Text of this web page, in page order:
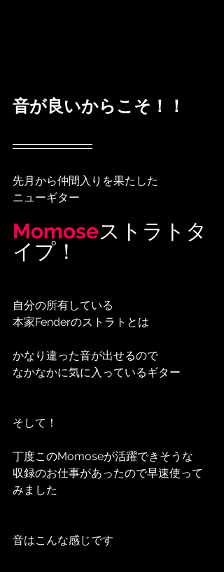
音が良いからこそ！！
先月から仲間入りを果たした
ニューギター
Momoseストラトタ
イプ！
自分の所有している
本家Fenderのストラトとは
かなり違った音が出せるので
なかなかに気に入っているギター
そして！
丁度このMomoseが活躍できそうな
収録のお仕事があったので早速使って
みました
音はこんな感じです